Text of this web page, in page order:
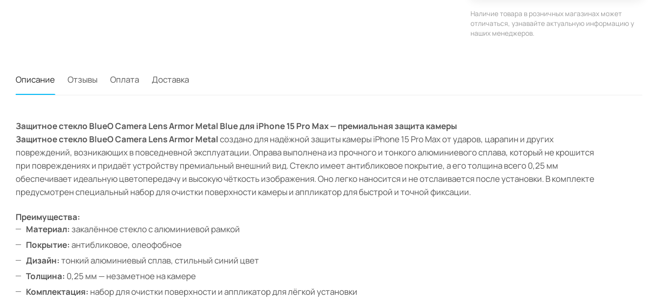
Наличие товара в розничных магазинах может
отличаться, узнавайте актуальную информацию у
наших менеджеров.
Описание Отзывы Оплата Доставка
Защитное стекло BlueO Camera Lens Armor Metal Blue для iPhone 15 Pro Max — премиальная защита камеры
Защитное стекло BlueO Camera Lens Armor Metalсоздано для надёжной защиты камеры iPhone 15 Pro Max от ударов, царапин и других
повреждений, возникающих в повседневной эксплуатации. Оправа выполнена из прочного и тонкого алюминиевого сплава, который не крошится
при повреждениях и придаёт устройству премиальный внешний вид. Стекло имеет антибликовое покрытие, а его толщина всего 0,25 мм
обеспечивает идеальную цветопередачу и высокую чёткость изображения. Оно легко наносится и не отслаивается после установки. В комплекте
предусмотрен специальный набор для очистки поверхности камеры и аппликатор для быстрой и точной фиксации.
Преимущества:
Материал: закалённое стекло с алюминиевой рамкой
Покрытие: антибликовое, олеофобное
Дизайн: тонкий алюминиевый сплав, стильный синий цвет
Толщина: 0,25 мм — незаметное на камере
Комплектация: набор для очистки поверхности и аппликатор для лёгкой установки